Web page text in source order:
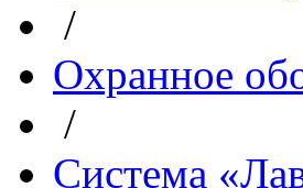
/
Охранное
/
Система